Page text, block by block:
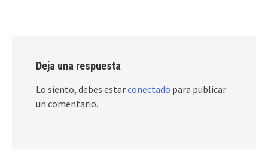
Deja una respuesta
Lo siento, debes estarconectado para publicar
un comentario.